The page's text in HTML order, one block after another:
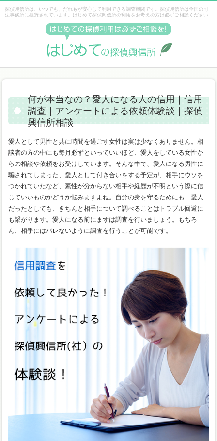
何が本当なの？愛人になる人の信用｜信用
調査｜アンケートによる依頼体験談｜探偵
興信所相談
愛人として男性と共に時間を過ごす女性は実は少なくありません。相
談者の方の中にも毎月必ずといっていいほど、愛人をしている女性か
らの相談や依頼をお受けしています。そんな中で、愛人になる男性に
騙されてしまった、愛人として付き合いをする予定が、相手にウソを
つかれていたなど、素性が分からない相手や経歴が不明という際に信
じていいものかどうか悩みますよね。自分の身を守るためにも、愛人
だったとしても、きちんと相手について調べることはトラブル回避に
も繋がります。愛人になる前にまずは調査を行いましょう。もちろ
ん、相手にはバレないように調査を行うことが可能です。
探偵興信所は、いつでも、だれもが安心して利用できる調査機関です。探偵興信所は全国の司
法事務所に推奨されています。はじめて探偵興信所の利用をお考えの方は必ずご相談ください